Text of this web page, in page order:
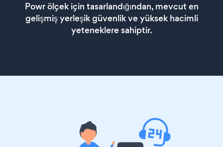
Powr ölçek için tasarlandığından, mevcut en
gelişmiş yerleşik güvenlik ve yüksek hacimli
yeteneklere sahiptir.